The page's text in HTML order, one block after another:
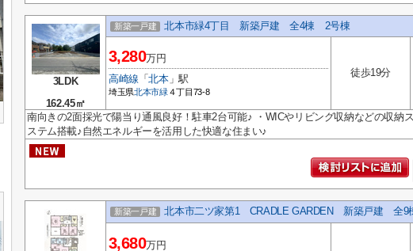
3LDK
162.45㎡
新築一戸建 北本市緑4丁目 新築戸建 全4棟 2号棟
3,280万円
高崎線 「北本」駅
埼玉県北本市緑４丁目73-8
徒歩19分
南向きの2面採光で陽当り通風良好！駐車2台可能♪ ・WICやリビング収納などの収納
ステム搭載♪自然エネルギーを活用した快適な住まい♪
新築一戸建 北本市二ツ家第1 CRADLE GARDEN 新築戸建 全
3,680万円